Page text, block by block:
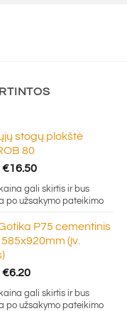
stogų plokštė
80
€16.50Price
range:
€5.20
€16.50
gali skirtis ir bus
po užsakymo pateikimo
P75 cementinis
(įv.
€6.20Price
range:
€5.45
gali skirtis ir bus
po užsakymo pateikimo